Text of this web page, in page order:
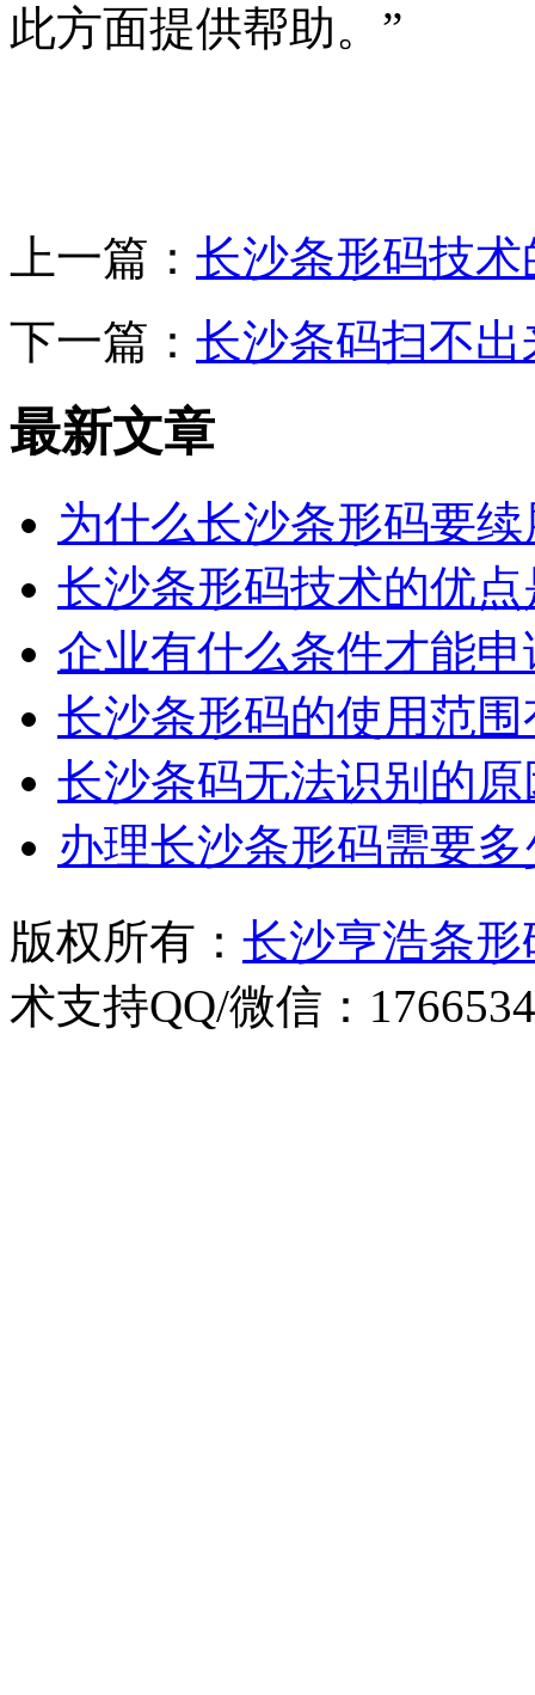
此方面提供帮助。”
上一篇： 长沙条形码技
下一篇： 长沙条码扫不
最新文章
为什么长沙条形码要
长沙条形码技术的优
企业有什么条件才能
长沙条形码的使用范
长沙条码无法识别的原
办理长沙条形码需要
版权所有： 长沙亨浩条
术支持QQ/微信：